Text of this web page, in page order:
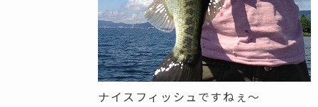
ナイスフィッシュですねぇ～